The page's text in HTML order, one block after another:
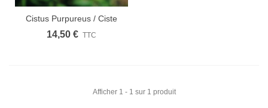
Cistus Purpureus / Ciste
Pourpre
14,50 € TTC
Afficher 1 - 1 sur 1 produit